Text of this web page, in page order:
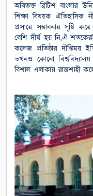
অবিভক্ত ব্রিটিশ বাংলার
শিক্ষা বিষয়ক ঐতিহাসিক
প্রসারে সম্ভাবনার সৃষ্টি
বেশি দীর্ঘ হয় নি,ঐ
কলেজ প্রতিষ্ঠার দীপ্তিময়
তখনও কোনো বিশ্ববিদ্যালয়
বিশাল এলাকায় রাজশাহী